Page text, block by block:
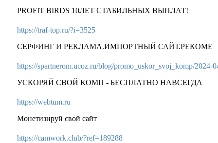
PROFIT BIRDS 10ЛЕТ СТАБИЛЬНЫХ ВЫПЛАТ!
https://traf-top.ru/?i=3525
СЕРФИНГ И РЕКЛАМА.ИМПОРТНЫЙ САЙТ.РЕКОМЕ
https://spartnerom.ucoz.ru/blog/promo_uskor_svoj_komp/2024-
УСКОРЯЙ СВОЙ КОМП - БЕСПЛАТНО НАВСЕГДА
https://webtum.ru
Монетизируй свой сайт
https://camwork.club/?ref=189288